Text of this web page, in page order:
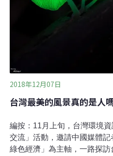
「循環杯租賃」等不同場域
所湧現出的一批致力於能源
2018年12月07日
台灣最美的風景真的是人
編按：11月上旬，台灣環境
交流」活動，邀請中國媒體
綠色經濟」為主軸，一路探